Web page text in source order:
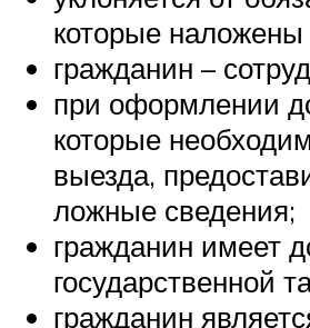
которые наложены
гражданин –
при оформлении
которые
выезда,
ложные сведения;
гражданин имеет
государственной
гражданин